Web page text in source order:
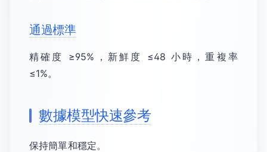
通過標準
精確度 ≥95%，新鮮度 ≤48 小時，重複率
≤1%。
數據模型快速參考
保持簡單和穩定。